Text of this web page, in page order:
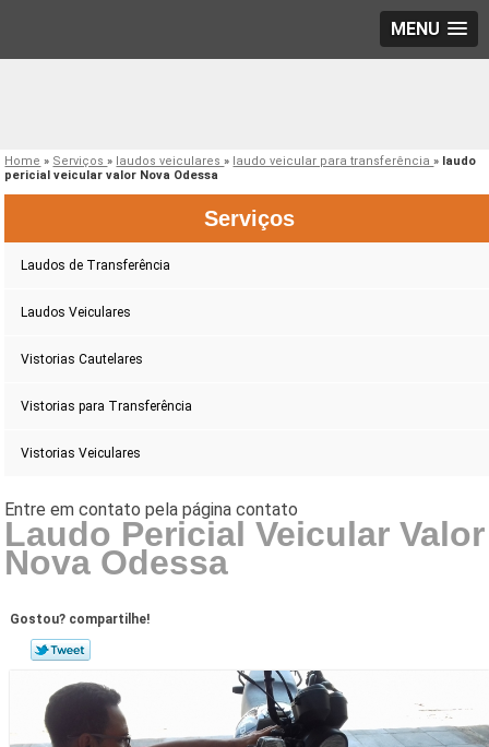
MENU
Home » Serviços» laudos veiculares» laudo veicular para transferência» laudo
pericial veicular valor Nova Odessa
Serviços
Laudos de Transferência
Laudos Veiculares
Vistorias Cautelares
Vistorias para Transferência
Vistorias Veiculares
Laudo Pericial Veicular Valor
Nova Odessa
Gostou? compartilhe!